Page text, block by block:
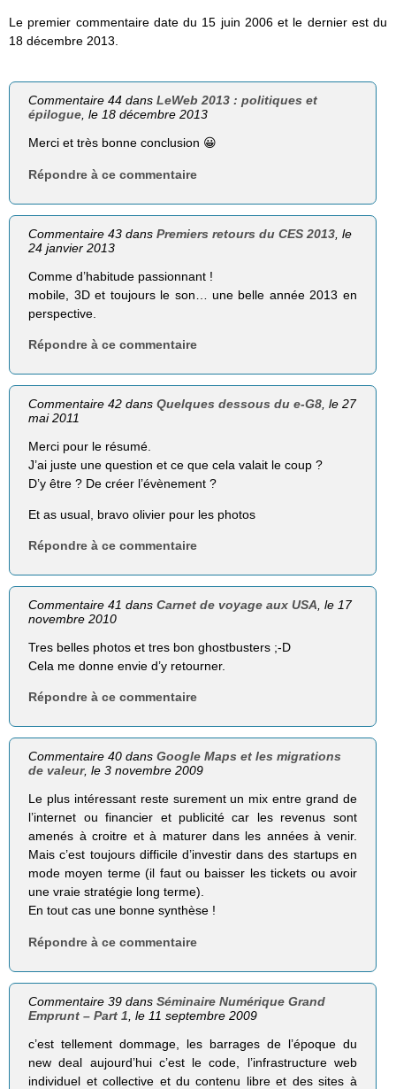
Le premier commentaire date du 15 juin 2006 et le dernier est du
18 décembre 2013.
Commentaire 44 dansLeWeb 2013 : politiques et
épilogue, le 18 décembre 2013
Merci et très bonne conclusion 😀
Répondre à ce commentaire
Commentaire 43 dansPremiers retours du CES 2013 , le
24 janvier 2013
Comme d’habitude passionnant !
mobile, 3D et toujours le son… une belle année 2013 en
perspective.
Répondre à ce commentaire
Commentaire 42 dansQuelques dessous du e-G8 , le 27
mai 2011
Merci pour le résumé.
J’ai juste une question et ce que cela valait le coup ?
D’y être ? De créer l’évènement ?
Et as usual, bravo olivier pour les photos
Répondre à ce commentaire
Commentaire 41 dansCarnet de voyage aux USA , le 17
novembre 2010
Tres belles photos et tres bon ghostbusters ;-D
Cela me donne envie d’y retourner.
Répondre à ce commentaire
Commentaire 40 dansGoogle Maps et les migrations
de valeur, le 3 novembre 2009
Le plus intéressant reste surement un mix entre grand de
l’internet ou financier et publicité car les revenus sont
amenés à croitre et à maturer dans les années à venir.
Mais c’est toujours difficile d’investir dans des startups en
mode moyen terme (il faut ou baisser les tickets ou avoir
une vraie stratégie long terme).
En tout cas une bonne synthèse !
Répondre à ce commentaire
Commentaire 39 dansSéminaire Numérique Grand
Emprunt – Part 1 , le 11 septembre 2009
c’est tellement dommage, les barrages de l’époque du
new deal aujourd’hui c’est le code, l’infrastructure web
individuel et collective et du contenu libre et des sites à